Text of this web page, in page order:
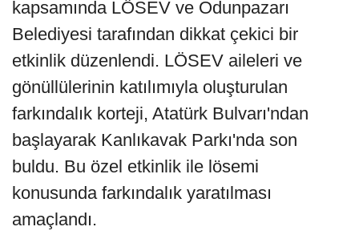
kapsamında LÖSEV ve Odunpazarı
Belediyesi tarafından dikkat çekici bir
etkinlik düzenlendi. LÖSEV aileleri ve
gönüllülerinin katılımıyla oluşturulan
farkındalık korteji, Atatürk Bulvarı'ndan
başlayarak Kanlıkavak Parkı'nda son
buldu. Bu özel etkinlik ile lösemi
konusunda farkındalık yaratılması
amaçlandı.